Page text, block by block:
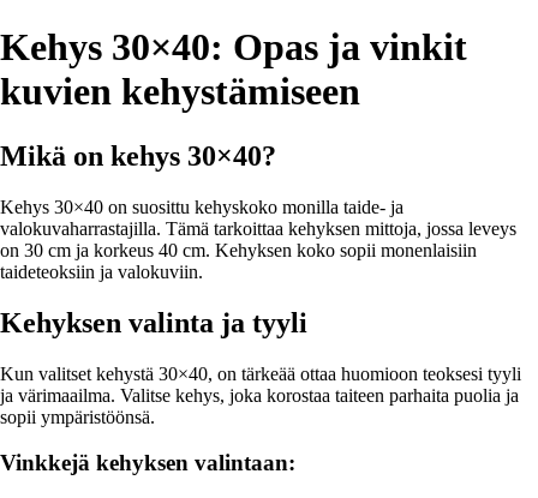
Kehys 30×40: Opas ja vinkit
kuvien kehystämiseen
Mikä on kehys 30×40?
Kehys 30×40 on suosittu kehyskoko monilla taide- ja
valokuvaharrastajilla. Tämä tarkoittaa kehyksen mittoja, jossa leveys
on 30 cm ja korkeus 40 cm. Kehyksen koko sopii monenlaisiin
taideteoksiin ja valokuviin.
Kehyksen valinta ja tyyli
Kun valitset kehystä 30×40, on tärkeää ottaa huomioon teoksesi tyyli
ja värimaailma. Valitse kehys, joka korostaa taiteen parhaita puolia ja
sopii ympäristöönsä.
Vinkkejä kehyksen valintaan: